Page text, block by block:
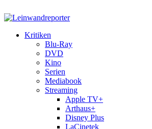
Kritiken
Blu-Ray
DVD
Kino
Serien
Mediabook
Streaming
Apple TV+
Arthaus+
Disney Plus
LaCinetek